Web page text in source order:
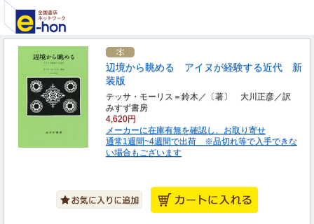
辺境から眺める アイヌが経験する近代 新
装版
テッサ・モーリス＝鈴木／〔著〕 大川正彦／訳
みすず書房
4,620円
メーカーに在庫有無を確認し、お取り寄せ
通常1週間~4週間で出荷 ※品切れ等で入手できな
い場合もございます